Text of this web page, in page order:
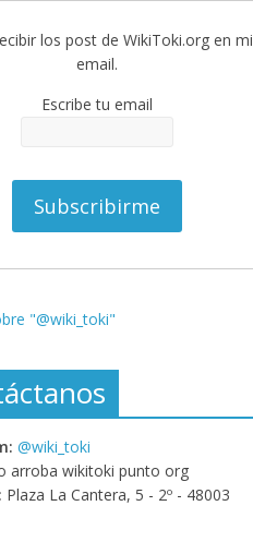
los post de WikiToki.org en mi
email.
Escribe tu email
"@wiki_toki"
@wiki_toki
arroba wikitoki punto org
Plaza La Cantera, 5 - 2º - 48003